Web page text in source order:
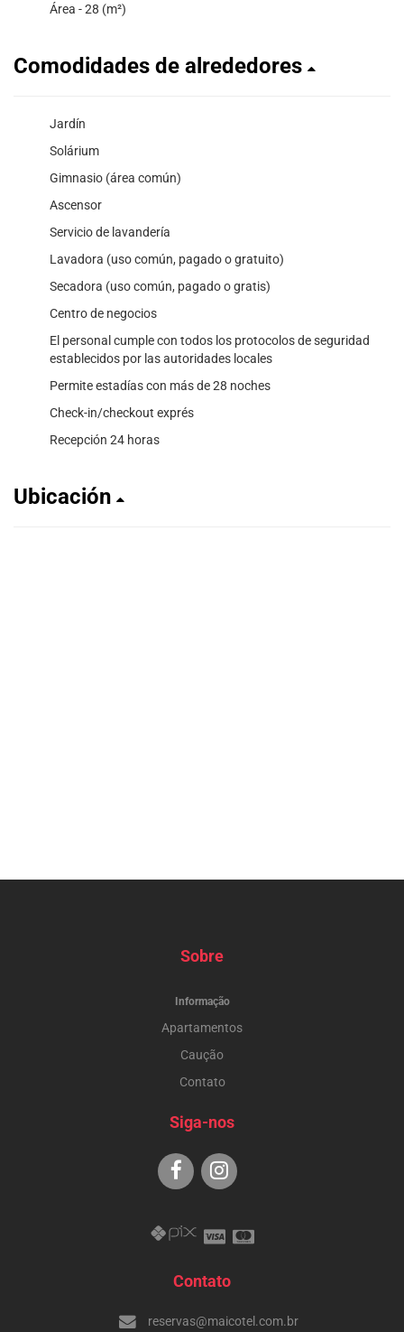
Área - 28 (m²)
Comodidades de alrededores
Jardín
Solárium
Gimnasio (área común)
Ascensor
Servicio de lavandería
Lavadora (uso común, pagado o gratuito)
Secadora (uso común, pagado o gratis)
Centro de negocios
El personal cumple con todos los protocolos de seguridad
establecidos por las autoridades locales
Permite estadías con más de 28 noches
Check-in/checkout exprés
Recepción 24 horas
Ubicación
Sobre
Informação
Apartamentos
Caução
Contato
Siga-nos
Contato
reservas@maicotel.com.br